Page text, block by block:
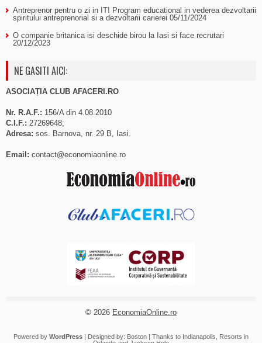
Antreprenor pentru o zi in IT! Program educational in vederea dezvoltarii
spiritului antreprenorial si a dezvoltarii carierei 05/11/2024
O companie britanica isi deschide birou la Iasi si face recrutari
20/12/2023
NE GASITI AICI:
ASOCIAȚIA CLUB AFACERI.RO
Nr. R.A.F.: 156/A din 4.08.2010
C.I.F.: 27269648;
Adresa: sos. Barnova, nr. 29 B, Iasi.
Email: contact@economiaonline.ro
© 2026 EconomiaOnline.ro
Powered by WordPress | Designed by: Boston | Thanks to Indianapolis
Resorts in